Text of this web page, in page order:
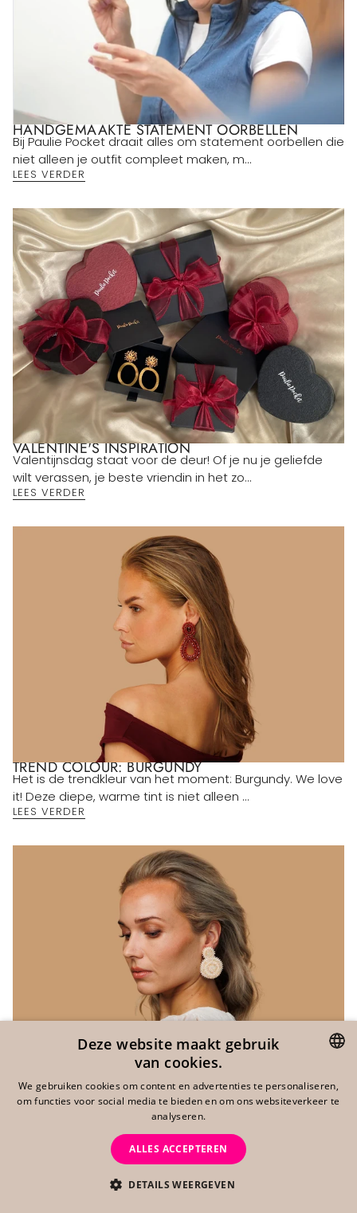
HANDGEMAAKTE STATEMENT OORBELLEN
Bij Paulie Pocket draait alles om statement oorbellen die
niet alleen je outfit compleet maken, m...
LEES VERDER
VALENTINE'S INSPIRATION
Valentijnsdag staat voor de deur! Of je nu je geliefde
wilt verassen, je beste vriendin in het zo...
LEES VERDER
TREND COLOUR: BURGUNDY
Het is de trendkleur van het moment: Burgundy. We love
it! Deze diepe, warme tint is niet alleen ...
LEES VERDER
PERFECT BASICS
De perfecte basics oorbellen die niet kunnen ontbreken
aan jouw collectie! Wat maakt statement oo...
DUTCH
Deze website maakt gebruik
van cookies.
We gebruiken cookies om content en advertenties te personaliseren,
om functies voor social media te bieden en om ons websiteverkeer te
analyseren.
ALLES ACCEPTEREN
DETAILS WEERGEVEN